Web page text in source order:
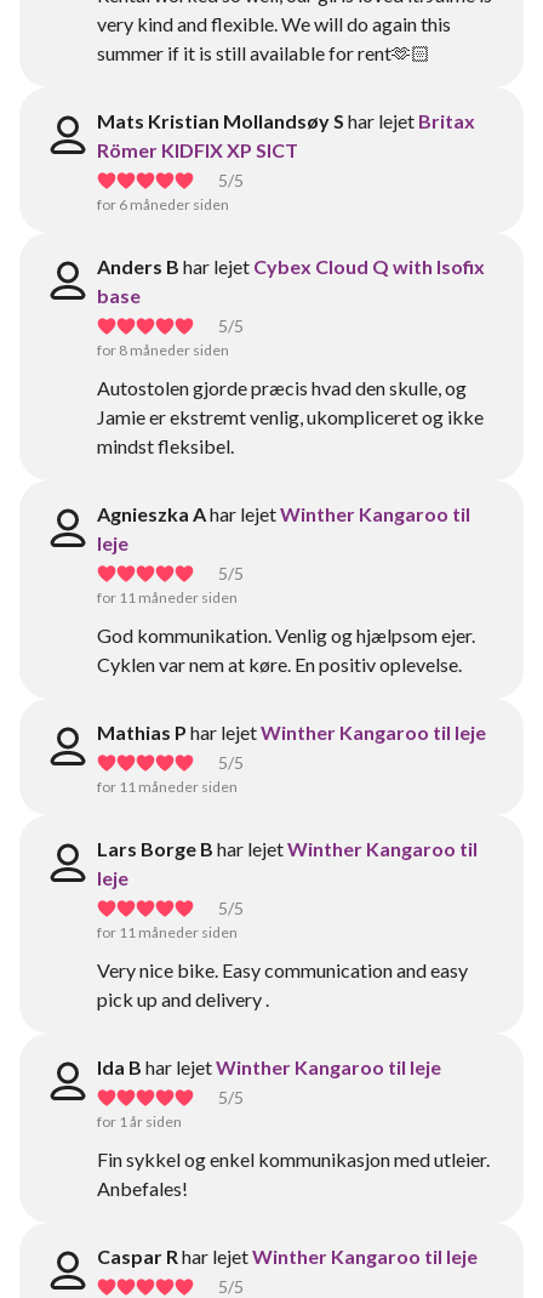
very kind and flexible. We will do again this
summer if it is still available for rent🫶🏻
Mats Kristian Mollandsøy S har lejet Britax
Römer KIDFIX XP SICT
5/5
for 6 måneder siden
Anders B har lejet Cybex Cloud Q with Isofix
base
5/5
for 8 måneder siden
Autostolen gjorde præcis hvad den skulle, og
Jamie er ekstremt venlig, ukompliceret og ikke
mindst fleksibel.
Agnieszka Ahar lejetWinther Kangaroo til
leje
5/5
for 11 måneder siden
God kommunikation. Venlig og hjælpsom ejer.
Cyklen var nem at køre. En positiv oplevelse.
Mathias P har lejetWinther Kangaroo til leje
5/5
for 11 måneder siden
Lars Borge B har lejetWinther Kangaroo til
leje
5/5
for 11 måneder siden
Very nice bike. Easy communication and easy
pick up and delivery .
Ida B har lejetWinther Kangaroo til leje
5/5
for 1 år siden
Fin sykkel og enkel kommunikasjon med utleier.
Anbefales!
Caspar Rhar lejetWinther Kangaroo til leje
5/5